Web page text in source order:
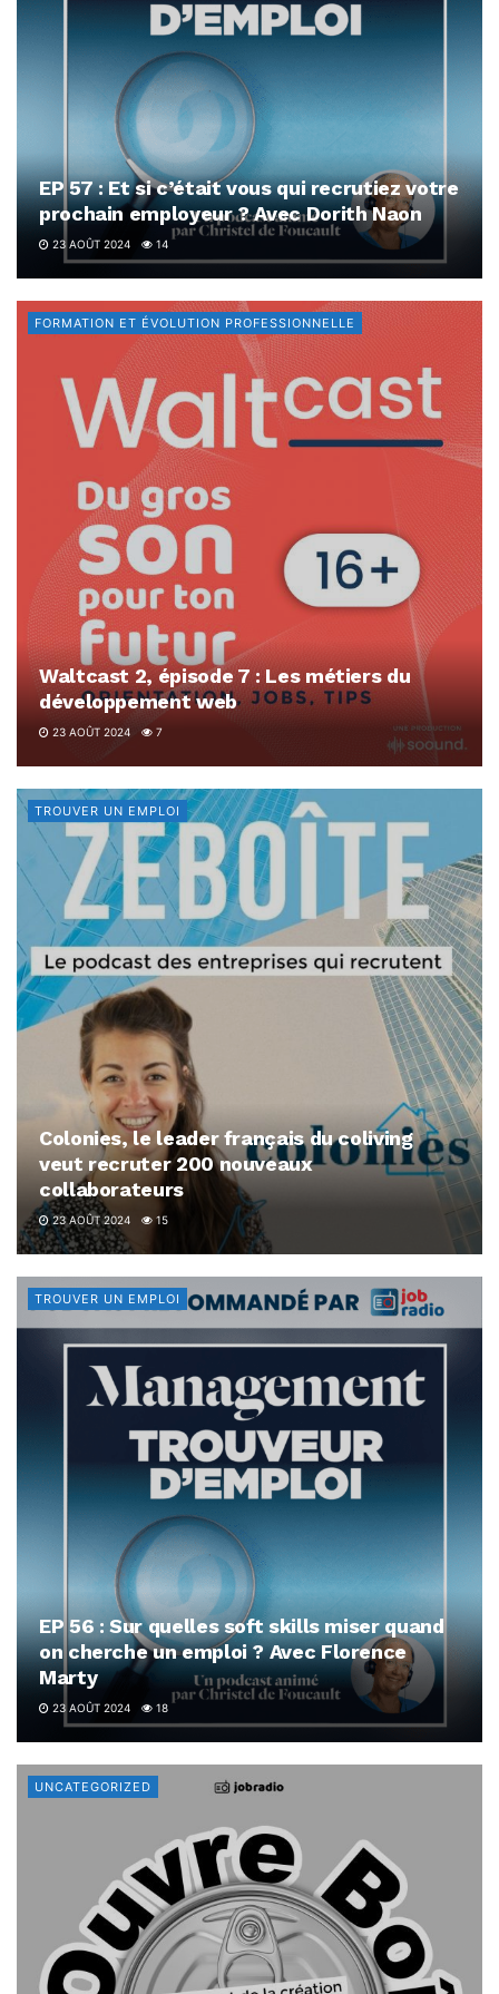
EP 57 : Et si c’était vous qui recrutiez votre
prochain employeur ? Avec Dorith Naon
23 AOÛT 2024 14
FORMATION ET ÉVOLUTION PROFESSIONNELLE
Waltcast 2, épisode 7 : Les métiers du
développement web
23 AOÛT 2024 7
TROUVER UN EMPLOI
Colonies, le leader français du coliving
veut recruter 200 nouveaux
collaborateurs
23 AOÛT 2024 15
TROUVER UN EMPLOI
EP 56 : Sur quelles soft skills miser quand
on cherche un emploi ? Avec Florence
Marty
23 AOÛT 2024 18
UNCATEGORIZED